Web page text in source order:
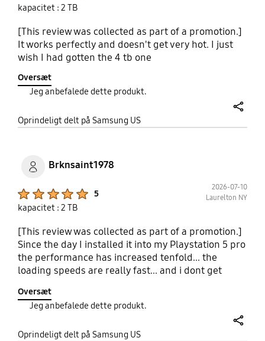
kapacitet : 2 TB
[This review was collected as part of a promotion.]
It works perfectly and doesn't get very hot. I just
wish I had gotten the 4 tb one
Oversæt
Jeg anbefalede dette produkt.
Oprindeligt delt på Samsung US
Brknsaint1978
5
2026-07-10
Laurelton NY
kapacitet : 2 TB
[This review was collected as part of a promotion.]
Since the day I installed it into my Playstation 5 pro
the performance has increased tenfold... the
loading speeds are really fast... and i dont get
periods.
Oversæt
Jeg anbefalede dette produkt.
Oprindeligt delt på Samsung US